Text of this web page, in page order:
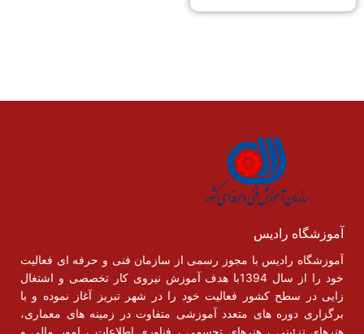
آموزشگاه رادیس
آموزشگاه رادیس با مجوز رسمی از سازمان فنی و حرفه ای فعالیت
خود را از سال 1394با هدف آموزش نیروی کار تخصصی و اشتغال
زایی در سطح کشور فعالیت خود را در شهر تبریز آغاز نموده و با
برگزاری دوره های متعدد آموزشی متفاوت در زمینه های معماری،
هنرهای تزئینی ، هنرهای تجسمی ، فناوری اطلاعات ، امور مالی و